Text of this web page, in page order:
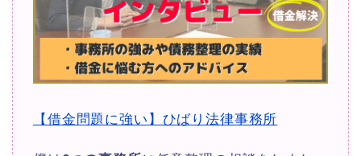
【借金問題に強い】ひばり法律事務所